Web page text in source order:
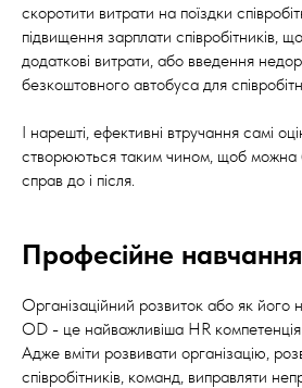
скоротити витрати на поїздки
підвищення зарплати співробітників,
додаткові витрати, або введення
безкоштовного автобуса для
І нарешті, ефективні втручання самі
створюються таким чином, щоб можна
справ до і після.
Професійне навчання
Організаційний розвиток або як його
OD - це найважливіша HR
Адже вміти розвивати організацію,
співробітників, команд, виправляти